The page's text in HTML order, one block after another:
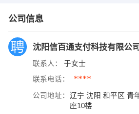
公司信息
沈阳信百通支付科技有限公司
联系人： 于女士
联系电话： ****
公司地址：
辽宁 沈阳 和平区 青
座10楼